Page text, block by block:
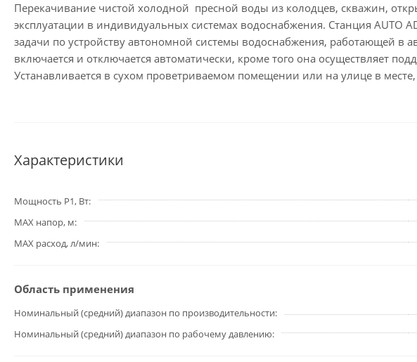
Перекачивание чистой холодной пресной воды из колодцев, скважин,
эксплуатации в индивидуальных системах водоснабжения. Станция AUTO
задачи по устройству автономной системы водоснабжения, работающей в
включается и отключается автоматически, кроме того она осуществляет
Устанавливается в сухом проветриваемом помещении или на улице в
Характеристики
Мощность P1, Вт
MAX напор, м
MAX расход, л/мин
Область применения
Номинальный (средний) диапазон по производительности
Номинальный (средний) диапазон по рабочему давлению